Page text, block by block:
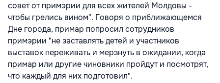
совет от примэрии для всех жителей Молдовы -
чтобы грелись вином". Говоря о приближающемся
Дне города, примар попросил сотрудников
примэрии "не заставлять детей и участников
выставок переживать и мерзнуть в ожидании, когда
примар или другие чиновники пройдут и посмотрят,
что каждый для них подготовил".